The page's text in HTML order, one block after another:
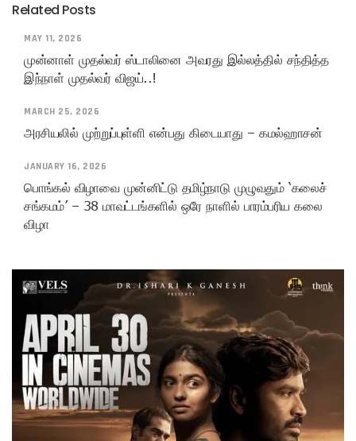
Related Posts
MAY 11, 2026
முன்னாள் முதல்வர் ஸ்டாலினை அவரது இல்லத்தில் சந்தித்த
இந்நாள் முதல்வர் விஜய்..!
MARCH 25, 2026
அரசியலில் முற்றுப்புள்ளி என்பது கிடையாது – கமல்ஹாசன்
JANUARY 16, 2026
பொங்கல் விழாவை முன்னிட்டு தமிழ்நாடு முழுவதும் ‘கலைச்
சங்கமம்’ – 38 மாவட்டங்களில் ஒரே நாளில் பாரம்பரிய கலை
விழா